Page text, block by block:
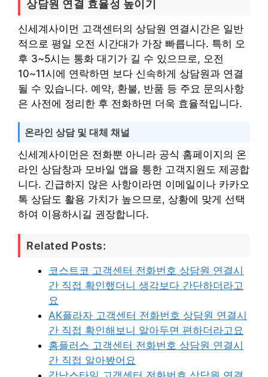
상담원 연결 효율성 높이기
신세계사이먼 고객센터의 상담원 연결시간은 일반
적으로 평일 오전 시간대가 가장 빠릅니다. 특히 오
후 3~5시는 통화 대기가 길 수 있으므로, 오전
10~11시에 연락하면 보다 신속하게 상담원과 연결
될 수 있습니다. 예약, 환불, 반품 등 주요 문의사항
은 사전에 정리한 후 전화하면 더욱 효율적입니다.
온라인 상담 및 대체 채널
신세계사이먼은 전화뿐 아니라 공식 홈페이지의 온
라인 상담창과 모바일 앱을 통한 고객지원도 제공합
니다. 긴급하지 않은 사항이라면 이메일이나 카카오
톡 상담도 활용 가치가 높으므로, 상황에 맞게 선택
하여 이용하시길 권장합니다.
Related Posts:
코스트코 고객센터 전화번호 상담원 연결시
간 직접 확인했더니 생각보다 간단하더라고
요
AK플라자 고객센터 전화번호 상담원 연결시
간 직접 확인해보니 알아두면 편하더라고요
홈플러스 고객센터 전화번호 상담원 연결시
간 직접 알아봤어요